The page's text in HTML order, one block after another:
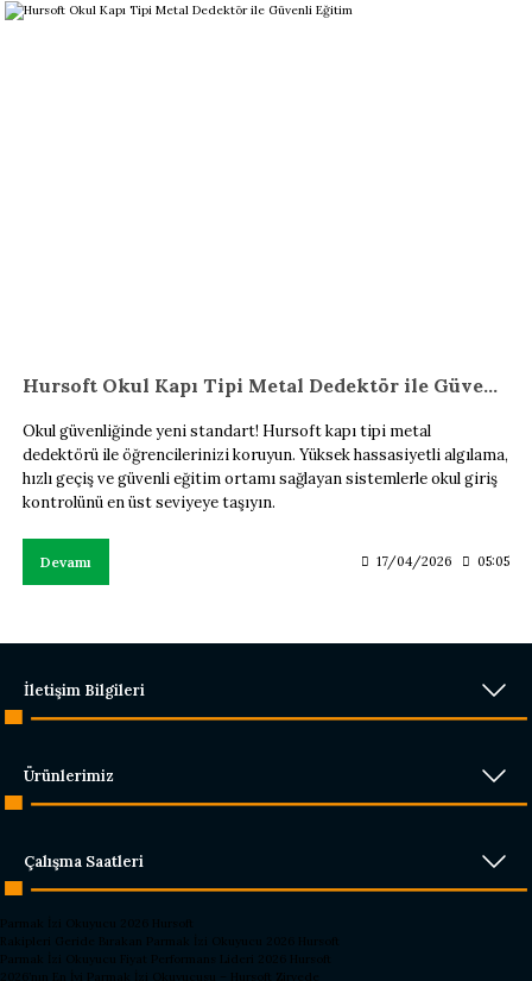
Hursoft Okul Kapı Tipi Metal Dedektör ile Güvenli Eğitim
Okul güvenliğinde yeni standart! Hursoft kapı tipi metal
dedektörü ile öğrencilerinizi koruyun. Yüksek hassasiyetli algılama,
hızlı geçiş ve güvenli eğitim ortamı sağlayan sistemlerle okul giriş
kontrolünü en üst seviyeye taşıyın.
Devamı 17/04/2026 05:05
İletişim Bilgileri
Ürünlerimiz
Çalışma Saatleri
Parmak İzi Okuyucu 2026 Hursoft
Rakipleri Geride Bırakan Parmak İzi Okuyucu 2026 Hursoft
Parmak İzi Okuyucu Fiyat Performans Lideri 2026 Hursoft
2026’nın En İyi Parmak İzi Okuyucusu – Hursoft Zirvede